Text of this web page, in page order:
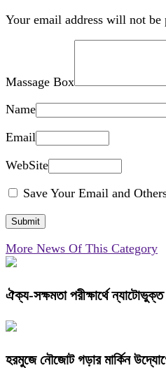
Your email address will not be
Massage Box
Name
Email
WebSite
Save Your Email and
More News Of This Category
ঐক্য-সক্ষমতা পরীক্ষার্থে ন্যাটোভুক্ত
হরমুজে নৌজোট গড়ার মার্কিন